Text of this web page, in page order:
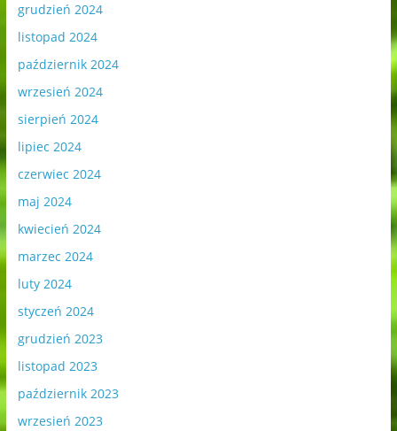
grudzień 2024
listopad 2024
październik 2024
wrzesień 2024
sierpień 2024
lipiec 2024
czerwiec 2024
maj 2024
kwiecień 2024
marzec 2024
luty 2024
styczeń 2024
grudzień 2023
listopad 2023
październik 2023
wrzesień 2023